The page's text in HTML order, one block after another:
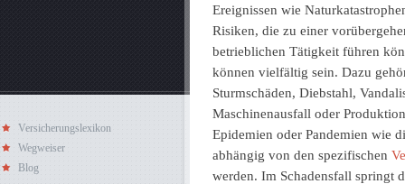
Versicherungslexikon
Wegweiser
Blog
Ereignissen wie
Risiken, die zu einer
betrieblichen Tätigkeit führen
können vielfältig sein. Dazu
Sturmschäden, Diebstahl,
Maschinenausfall oder
Epidemien oder Pandemien wie
abhängig von den spezifischen
werden. Im Schadensfall springt